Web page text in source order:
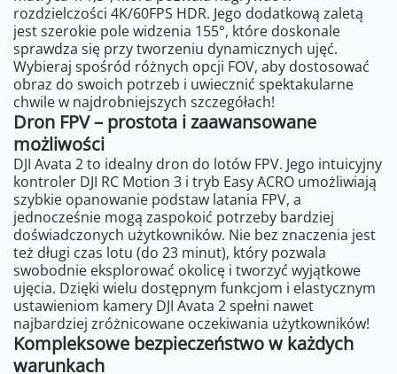
rozdzielczości 4K/60FPS HDR. Jego dodatkową zaletą
jest szerokie pole widzenia 155°, które doskonale
sprawdza się przy tworzeniu dynamicznych ujęć.
Wybieraj spośród różnych opcji FOV, aby dostosować
obraz do swoich potrzeb i uwiecznić spektakularne
chwile w najdrobniejszych szczegółach!
Dron FPV – prostota i zaawansowane
możliwości
DJI Avata 2 to idealny dron do lotów FPV. Jego intuicyjny
kontroler DJI RC Motion 3 i tryb Easy ACRO umożliwiają
szybkie opanowanie podstaw latania FPV, a
jednocześnie mogą zaspokoić potrzeby bardziej
doświadczonych użytkowników. Nie bez znaczenia jest
też długi czas lotu (do 23 minut), który pozwala
swobodnie eksplorować okolicę i tworzyć wyjątkowe
ujęcia. Dzięki wielu dostępnym funkcjom i elastycznym
ustawieniom kamery DJI Avata 2 spełni nawet
najbardziej zróżnicowane oczekiwania użytkowników!
Kompleksowe bezpieczeństwo w każdych
warunkach